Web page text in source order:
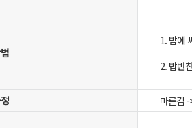
1. 밥에
2. 밥반
마른김